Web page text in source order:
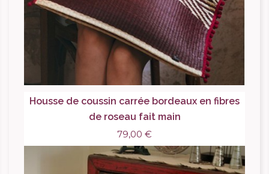
Housse de coussin carrée bordeaux en fibres
de roseau fait main
79,00 €